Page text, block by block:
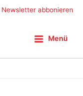
Newsletter abbonieren
Menü